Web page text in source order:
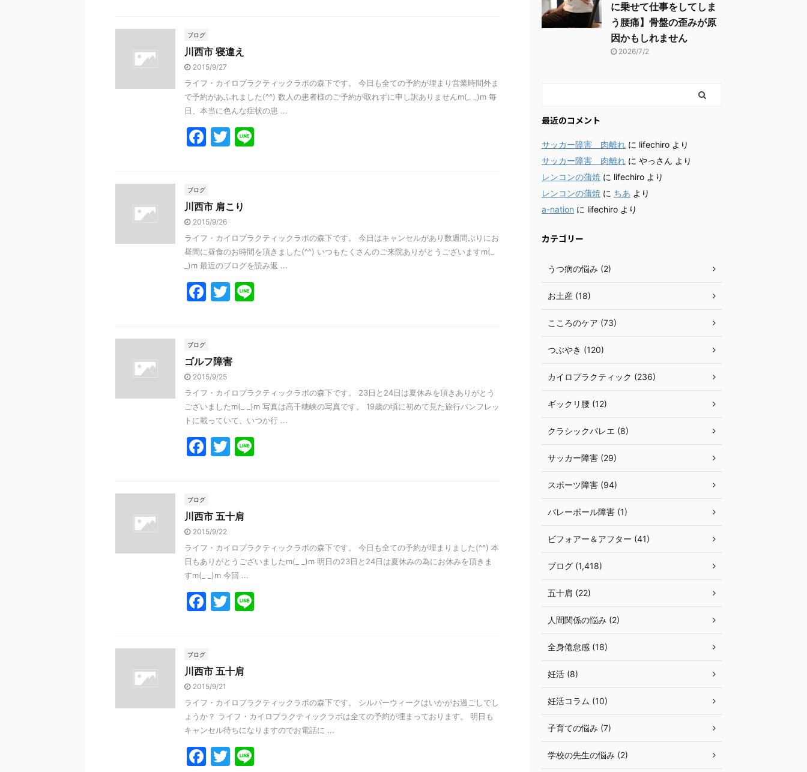
b
o
o
k
ブログ
川西市 寝違え
2015/9/27
ライフ・カイロプラクティックラボの森下です。 今日も全ての予約が埋まり営業時間外ま
で予約があふれました(^^) 数人の患者様のご予約が取れずに申し訳ありませんm(_ _)m 毎
日、本当に色んな症状の患 ...
F
b
o
o
k
T
ブログ
川西市 肩こり
2015/9/26
ライフ・カイロプラクティックラボの森下です。 今日はキャンセルがあり数週間ぶりにお
昼間に昼食のお時間を頂きました(^^) いつもたくさんのご来院ありがとうございますm(_
_)m 最近のブログを読み返 ...
F
b
o
o
k
T
ブログ
ゴルフ障害
2015/9/25
ライフ・カイロプラクティックラボの森下です。 23日と24日は夏休みを頂きありがとう
ございましたm(_ _)m 写真は高千穂峡の写真です。 19歳の頃に初めて見た旅行パンフレッ
トに載っていて、いつか行 ...
F
b
o
o
k
T
ブログ
川西市 五十肩
2015/9/22
ライフ・カイロプラクティックラボの森下です。 今日も全ての予約が埋まりました(^^) 本
日もありがとうございましたm(_ _)m 明日の23日と24日は夏休みの為にお休みを頂きま
すm(_ _)m 今回 ...
F
b
o
o
k
T
ブログ
川西市 五十肩
2015/9/21
ライフ・カイロプラクティックラボの森下です。 シルバーウィークはいかがお過ごしでし
ょうか？ ライフ・カイロプラクティックラボは全ての予約が埋まっております。 明日も
キャンセル待ちになりますのでお電話に ...
F
T
に乗せて仕事をしてしま
う腰痛】骨盤の歪みが原
因かもしれません
2026/7/2
最近のコメント
サッカー障害 肉離れ に lifechiro より
サッカー障害 肉離れ に やっさん より
レンコンの蒲焼 に lifechiro より
レンコンの蒲焼 に ちあ より
a-nation に lifechiro より
カテゴリー
うつ病の悩み (2)
お土産 (18)
こころのケア (73)
つぶやき (120)
カイロプラクティック (236)
ギックリ腰 (12)
クラシックバレエ (8)
サッカー障害 (29)
スポーツ障害 (94)
バレーボール障害 (1)
ビフォアー＆アフター (41)
ブログ (1,418)
五十肩 (22)
人間関係の悩み (2)
全身倦怠感 (18)
妊活 (8)
妊活コラム (10)
子育ての悩み (7)
学校の先生の悩み (2)